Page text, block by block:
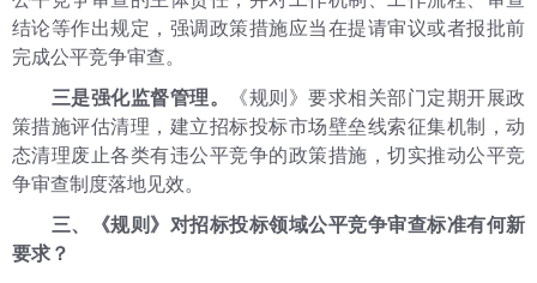
结论等作出规定，强调政策措施应当在提请审议或者报批前
完成公平竞争审查。
三是强化监督管理。
《规则》要求相关部门定期开展政
策措施评估清理，建立招标投标市场壁垒线索征集机制，动
态清理废止各类有违公平竞争的政策措施，切实推动公平竞
争审查制度落地见效。
三、《规则》对招标投标领域公平竞争审查标准有何新
要求？